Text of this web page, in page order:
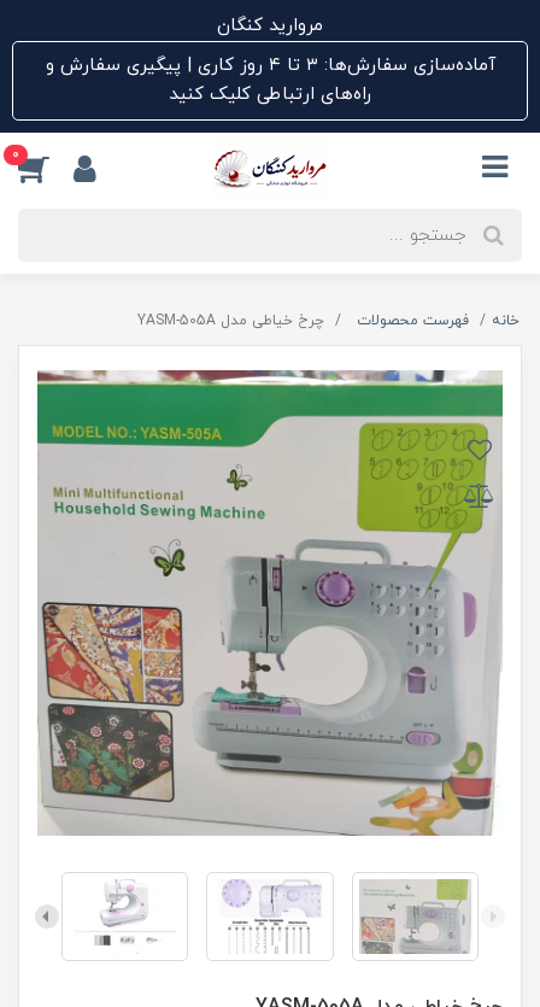
مروارید کنگان
آماده‌سازی سفارش‌ها: ۳ تا ۴ روز کاری | پیگیری سفارش و
راه‌های ارتباطی کلیک کنید
0
خانه فهرست محصولات چرخ خیاطی مدل YASM-505A